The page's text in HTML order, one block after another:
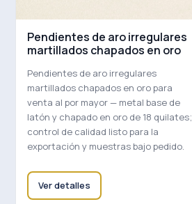
Pendientes de aro irregulares
martillados chapados en oro
Pendientes de aro irregulares
martillados chapados en oro para
venta al por mayor — metal base de
latón y chapado en oro de 18 quilates;
control de calidad listo para la
exportación y muestras bajo pedido.
Ver detalles